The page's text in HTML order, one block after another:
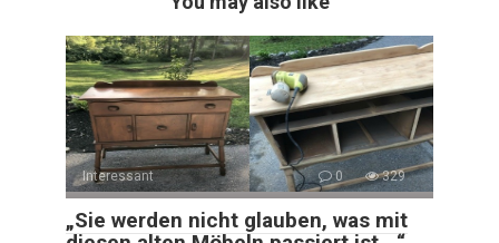
Interessant 0 329
„Sie werden nicht glauben, was mit